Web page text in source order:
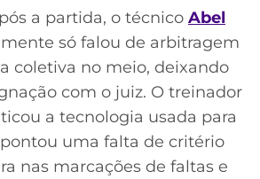
a partida, o técnico Abel
só falou de arbitragem
coletiva no meio, deixando
com o juiz. O treinador
a tecnologia usada para
uma falta de critério
nas marcações de faltas e